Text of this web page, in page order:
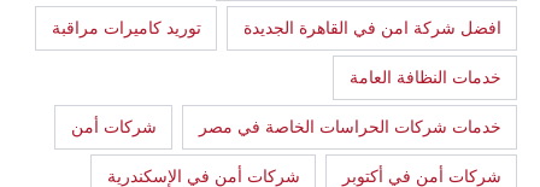
افضل شركة امن في القاهرة الجديدة توريد كاميرات مراقبة
خدمات النظافة العامة
خدمات شركات الحراسات الخاصة في مصر شركات أمن
شركات أمن في أكتوبر شركات أمن في الإسكندرية